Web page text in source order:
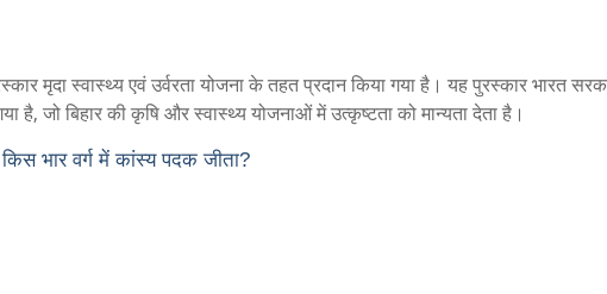
मृदा स्वास्थ्य एवं उर्वरता योजना के तहत प्रदान किया गया है। यह पुरस्कार भारत
है, जो बिहार की कृषि और स्वास्थ्य योजनाओं में उत्कृष्टता को मान्यता देता है।
भार वर्ग में कांस्य पदक जीता?